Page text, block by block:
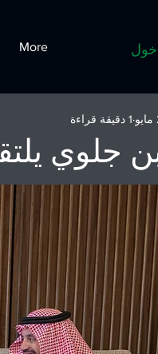
More
جلوي
1 دقيقة قراءة